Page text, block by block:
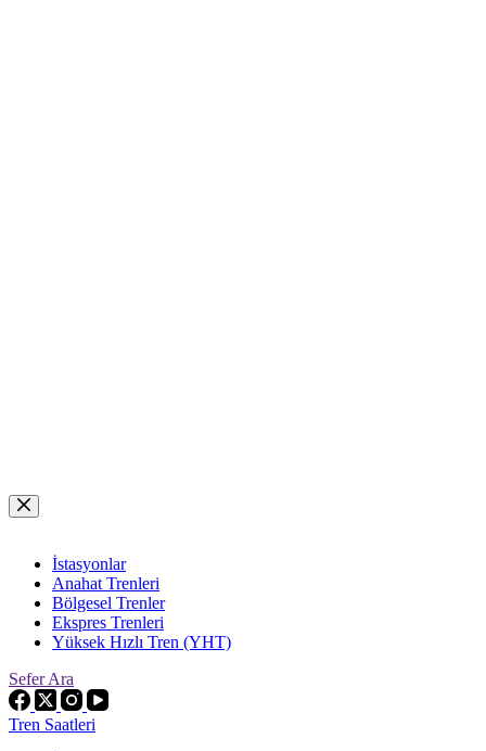
Skip
to
İstasyonlar
Anahat Trenleri
Bölgesel Trenler
Ekspres Trenleri
Yüksek Hızlı Tren (YHT)
Sefer Ara
Tren Saatleri